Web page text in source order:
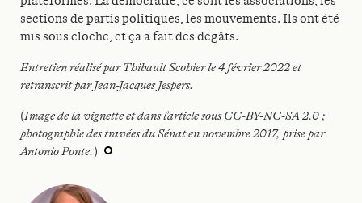
sections de partis politiques, les mouvements. Ils ont été
mis sous cloche, et ça a fait des dégâts.
Entretien réalisé par Thibault Scohier le 4 février 2022 et
retranscrit par Jean-Jacques Jespers.
(Image de la vignette et dans l’article sousCC-BY-NC-SA 2.0;
photographie des travées du Sénat en novembre 2017, prise par
Antonio Ponte.)